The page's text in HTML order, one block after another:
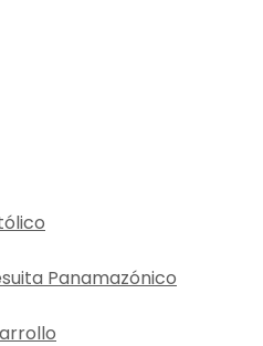
Panamazónico